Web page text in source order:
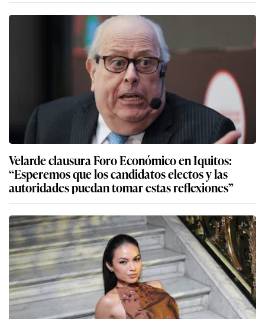
Velarde clausura Foro Económico en Iquitos:
“Esperemos que los candidatos electos y las
autoridades puedan tomar estas reflexiones”